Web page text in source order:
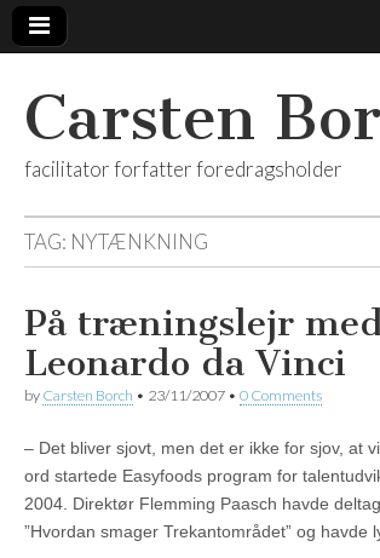
Carsten
facilitator forfatter foredragsholder
TAG: NYTÆNKNING
På træningslejr
Leonardo da Vinci
by Carsten Borch • 23/11/2007 • 0 Comments
– Det bliver sjovt, men det er ikke for sjov, at
ord startede Easyfoods program for
2004. Direktør Flemming Paasch havde
”Hvordan smager Trekantområdet” og havde